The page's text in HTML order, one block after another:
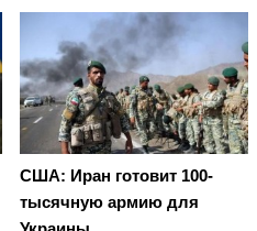
США: Иран готовит 100-
тысячную армию для